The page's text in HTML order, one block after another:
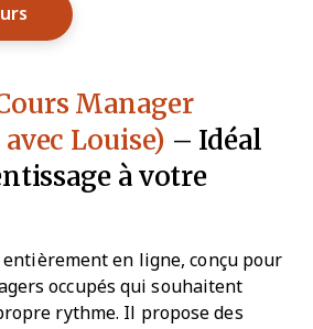
Opens New Window
Manager
Louise) – Idéal
à votre
en ligne, conçu pour
occupés qui souhaitent
rythme. Il propose des